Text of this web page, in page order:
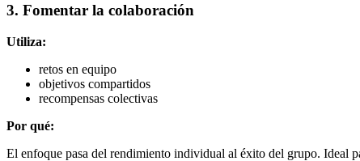
3. Fomentar la colaboración
Utiliza:
retos en equipo
objetivos compartidos
recompensas colectivas
Por qué:
El enfoque pasa del rendimiento individual al éxito del grupo. Ideal